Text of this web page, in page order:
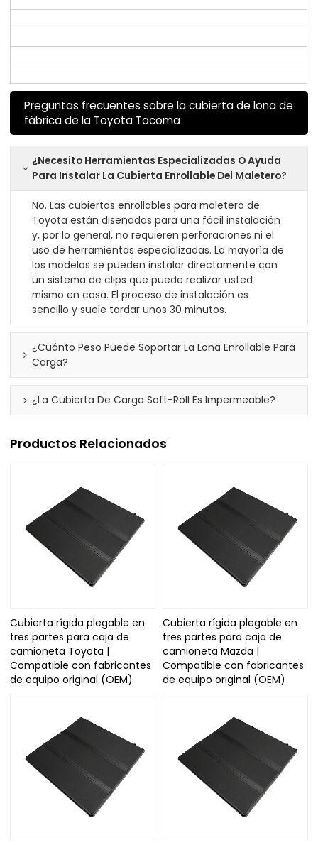
Preguntas frecuentes sobre la cubierta de lona de
fábrica de la Toyota Tacoma
¿Necesito Herramientas Especializadas O Ayuda
Para Instalar La Cubierta Enrollable Del Maletero?
No. Las cubiertas enrollables para maletero de
Toyota están diseñadas para una fácil instalación
y, por lo general, no requieren perforaciones ni el
uso de herramientas especializadas. La mayoría de
los modelos se pueden instalar directamente con
un sistema de clips que puede realizar usted
mismo en casa. El proceso de instalación es
sencillo y suele tardar unos 30 minutos.
¿Cuánto Peso Puede Soportar La Lona Enrollable Para
Carga?
¿La Cubierta De Carga Soft-Roll Es Impermeable?
Productos Relacionados
Cubierta rígida plegable en
tres partes para caja de
camioneta Toyota |
Compatible con fabricantes
de equipo original (OEM)
Cubierta rígida plegable en
tres partes para caja de
camioneta Mazda |
Compatible con fabricantes
de equipo original (OEM)